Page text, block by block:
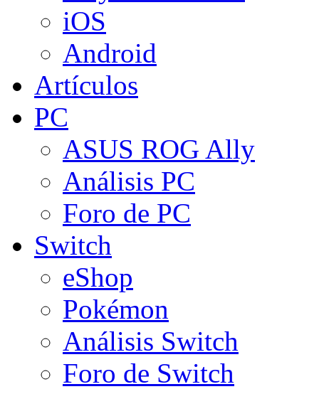
iOS
Android
Artículos
PC
ASUS ROG Ally
Análisis PC
Foro de PC
Switch
eShop
Pokémon
Análisis Switch
Foro de Switch